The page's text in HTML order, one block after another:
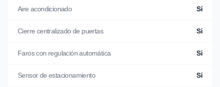
Aire acondicionado Sí
Cierre centralizado de puertas Sí
Faros con regulación automática Sí
Sensor de estacionamiento Sí